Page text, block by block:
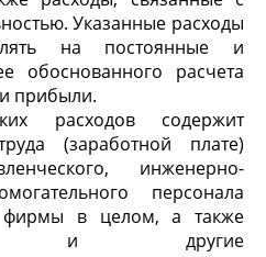
Указанные расходы
на постоянные и
обоснованного расчета
прибыли.
расходов содержит
(заработной плате)
инженерно-
персонала
фирмы в целом, а также
и другие